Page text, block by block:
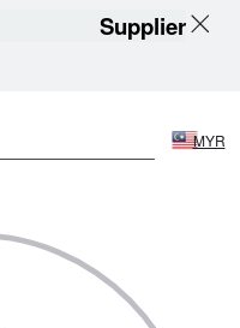
Supplier
MYR